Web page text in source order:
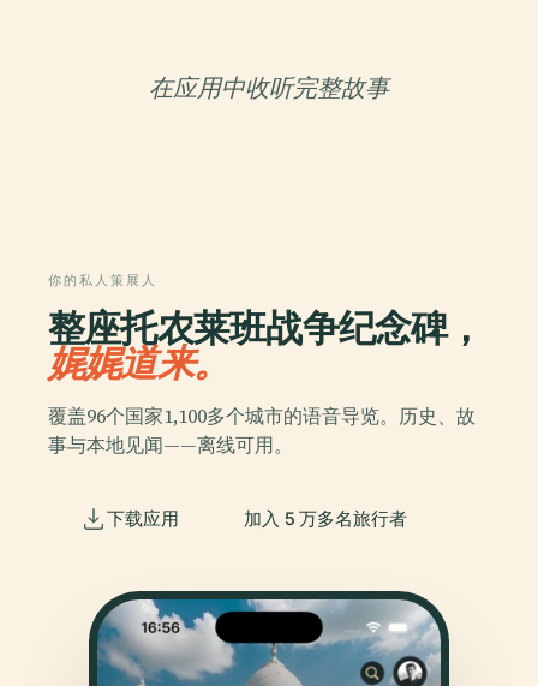
在应用中收听完整故事
你的私人策展人
整座托农莱班战争纪念碑，
娓娓道来。
覆盖96个国家1,100多个城市的语音导览。历史、故
事与本地见闻——离线可用。
下载应用 加入 5 万多名旅行者